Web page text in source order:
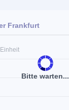
Bitte warten...
Frankfurt